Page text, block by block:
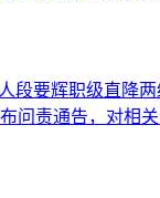
段要辉职级直降
问责通告，对相